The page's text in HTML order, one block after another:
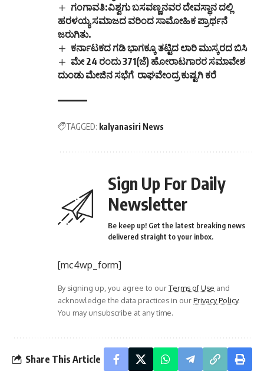
ಗಂಗಾವತಿ:ವಿಶ್ವಗು ಬಸವಣ್ಣನವರ ದೇವಸ್ಥಾನ ದಲ್ಲಿ
ಹರಳಯ್ಯ ಸಮಾಜದ ವರಿಂದ ಸಾಮೋಹಿಕ ಪ್ರಾರ್ಥನೆ
ಜರುಗಿತು.
ಕರ್ನಾಟಕದ ಗಡಿ ಭಾಗಕ್ಕೂ ತಟ್ಟಿದ ಲಾರಿ ಮುಸ್ಕರದ ಬಿಸಿ
ಮೇ 24 ರಂದು 371(ಜೆ) ಹೋರಾಟಗಾರರ ಸಮಾವೇಶ
ದುಂಡು ಮೇಜಿನ ಸಭೆಗೆ ರಾಘವೇಂದ್ರ ಕುಷ್ಟಗಿ ಕರೆ
TAGGED: kalyanasiri News
Sign Up For Daily
Newsletter
Be keep up! Get the latest breaking news
delivered straight to your inbox.
[mc4wp_form]
By signing up, you agree to ourTerms of Use and
acknowledge the data practices in ourPrivacy Policy.
You may unsubscribe at any time.
Share This Article